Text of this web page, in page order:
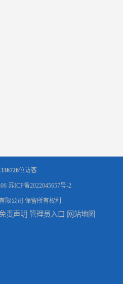
336726位访客
苏ICP备2022045657号-2
限公司 保留所有权利.
免责声明 管理员入口 网站地图